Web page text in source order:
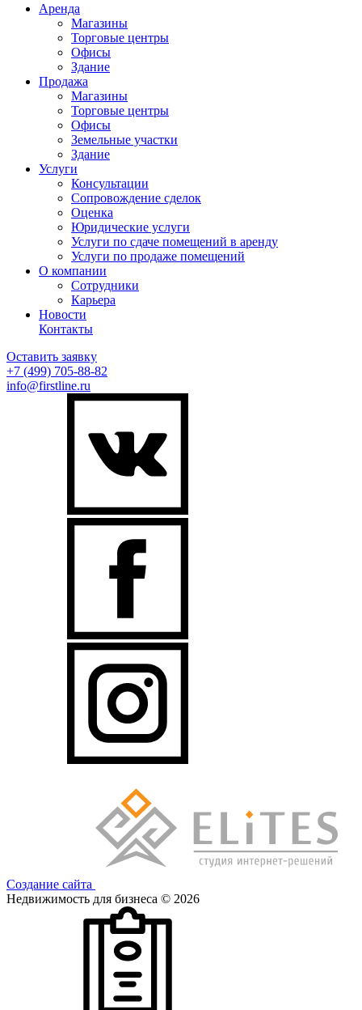
Аренда
Магазины
Торговые центры
Офисы
Здание
Продажа
Магазины
Торговые центры
Офисы
Земельные участки
Здание
Услуги
Консультации
Сопровождение сделок
Оценка
Юридические услуги
Услуги по сдаче помещений в аренду
Услуги по продаже помещений
О компании
Сотрудники
Карьера
Новости
Контакты
Оставить заявку
+7 (499) 705-88-82
info@firstline.ru
Создание сайта
Недвижимость для бизнеса © 2026